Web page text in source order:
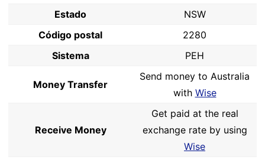
Estado
NSW
Código postal
2280
Sistema
PEH
Money Transfer
Send money to Australia
with Wise
Receive Money
Get paid at the real
exchange rate by using
Wise